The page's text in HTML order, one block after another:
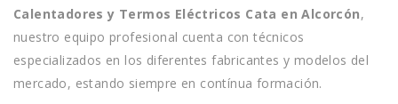
Calentadores y Termos Eléctricos Cata en Alcorcón,
nuestro equipo profesional cuenta con técnicos
especializados en los diferentes fabricantes y modelos del
mercado, estando siempre en contínua formación.